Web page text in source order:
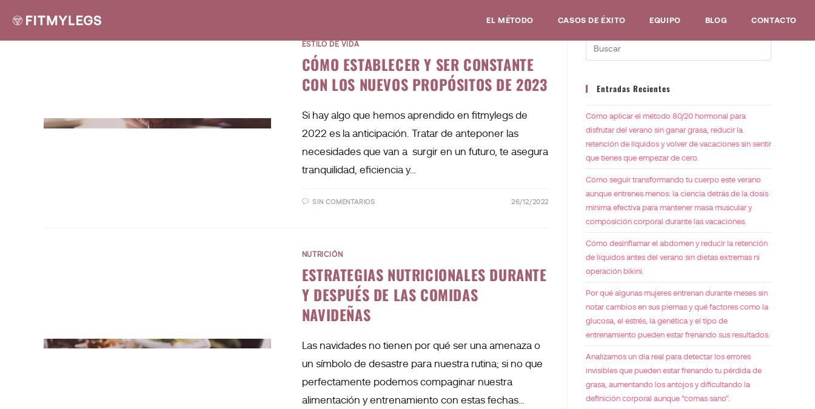
EL MÉTODO CASOS DE ÉXITO EQUIPO BLOG CONTACTO
ESTILO DE VIDA
CÓMO ESTABLECER Y SER CONSTANTE
CON LOS NUEVOS PROPÓSITOS DE 2023
Si hay algo que hemos aprendido en fitmylegs de
2022 es la anticipación. Tratar de anteponer las
necesidades que van a surgir en un futuro, te asegura
tranquilidad, eficiencia y…
SIN COMENTARIOS 26/12/2022
NUTRICIÓN
ESTRATEGIAS NUTRICIONALES DURANTE
Y DESPUÉS DE LAS COMIDAS
NAVIDEÑAS
Las navidades no tienen por qué ser una amenaza o
un símbolo de desastre para nuestra rutina; si no que
perfectamente podemos compaginar nuestra
alimentación y entrenamiento con estas fechas…
Entradas Recientes
Cómo aplicar el método 80/20 hormonal para
disfrutar del verano sin ganar grasa, reducir la
retención de líquidos y volver de vacaciones sin sentir
que tienes que empezar de cero.
Cómo seguir transformando tu cuerpo este verano
aunque entrenes menos: la ciencia detrás de la dosis
mínima efectiva para mantener masa muscular y
composición corporal durante las vacaciones.
Cómo desinflamar el abdomen y reducir la retención
de líquidos antes del verano sin dietas extremas ni
operación bikini.
Por qué algunas mujeres entrenan durante meses sin
notar cambios en sus piernas y qué factores como la
glucosa, el estrés, la genética y el tipo de
entrenamiento pueden estar frenando sus resultados.
Analizamos un día real para detectar los errores
invisibles que pueden estar frenando tu pérdida de
grasa, aumentando los antojos y dificultando la
definición corporal aunque “comas sano”.